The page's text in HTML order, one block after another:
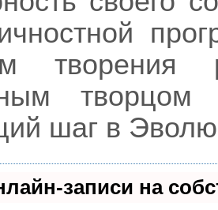
творения
шаг в
записи на